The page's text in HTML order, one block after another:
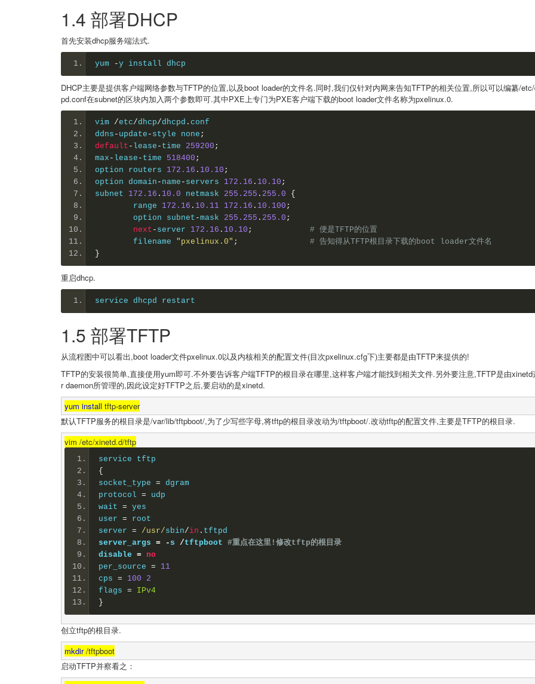
1.4 部署DHCP
首先安装dhcp服务端法式.
yum -y install dhcp
DHCP主要是提供客户端网络参数与TFTP的位置,以及boot loader的文件名.同时,我们仅针对内网来告知TFTP的相关位置,所以可以编纂/
pd.conf在subnet的区块内加入两个参数即可.其中PXE上专门为PXE客户端下载的boot loader文件名称为pxelinux.0.
vim /etc/dhcp/dhcpd . conf
ddns - update - style none ;
default - lease - time 259200 ;
max - lease - time 518400 ;
option routers 172.16 . 10.10 ;
option domain - name - servers 172.16 . 10.10 ;
subnet 172.16 . 10.0 netmask 255.255 . 255.0
{
        range
172.16 . 10.11 172.16 . 10.100 ;
        option subnet
-mask 255.255 . 255.0 ;
next - server 172.16 . 10.10 ;
# 便是TFTP的位置
        filename
" pxelinux.0" ;
# 告知得从TFTP根目录下载的boot loader文件名
}
重启dhcp.
service dhcpd restart
1.5 部署TFTP
从流程图中可以看出,boot loader文件pxelinux.0以及内核相关的配置文件(目次pxelinux.cfg下)主要都是由TFTP来提供的!
TFTP的安装很简单,直接使用yum即可.不外要告诉客户端TFTP的根目录在哪里,这样客户端才能找到相关文件.另外要注意,TFTP是由xinetd
r daemon所管理的,因此设定好TFTP之后,要启动的是xinetd.
yum install tftp-server
默认TFTP服务的根目录是/var/lib/tftpboot/,为了少写些字母,将tftp的根目录改动为/tftpboot/.改动tftp的配置文件,主要是TFTP的根目录.
vim /etc/xinetd.d/tftp
service tftp
{
socket_type = dgram
protocol = udp
wait = yes
user = root
server = /usr/sbin/in . tftpd
server_args = - s /tftpboot #重点在这里!修改tftp的根目录
disable = no
per_source =
11
cps = 100
2
flags =
IPv4
}
创立tftp的根目录.
mkdir/tftpboot
启动TFTP并察看之：